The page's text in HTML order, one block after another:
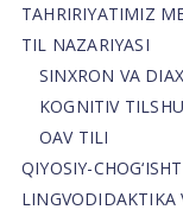
TAHRIRIYATIMIZ
TIL NAZARIYASI
SINXRON VA
KOGNITIV
OAV TILI
QIYOSIY-
LINGVODIDAKTIKA